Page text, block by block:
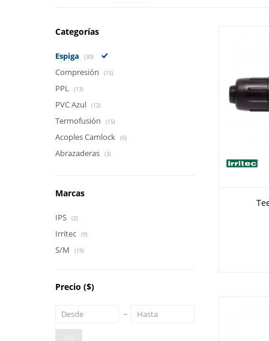
Categorías
Espiga (30)
Compresión (15)
PPL (13)
PVC Azul (12)
Termofusión (15)
Acoples Camlock (6)
Abrazaderas (3)
Marcas
IPS (2)
Irritec (9)
S/M (19)
Precio ($)
OK